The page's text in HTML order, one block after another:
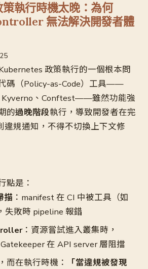
執行時機太晚：為何
無法解決開發者體
政策執行的一個根本問
碼（Policy-as-Code）工具——
Kyverno、Conftest——雖然功能強
的過晚階段執行，導致開發者在完
違規通知，不得不切換上下文修
點是：
描 ：manifest 在 CI 中被工具（如
失敗時 pipeline 報錯
：資源嘗試進入叢集時，
在 API server 層阻擋
而在執行時機：
「當違規被發現